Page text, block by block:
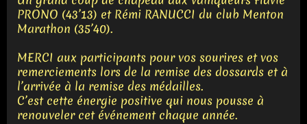
PRONO (43’13) et Rémi RANUCCI du club Menton
Marathon (35’40).
MERCI aux participants pour vos sourires et vos
remerciements lors de la remise des dossards et à
l’arrivée à la remise des médailles.
C’est cette énergie positive qui nous pousse à
renouveler cet événement chaque année.